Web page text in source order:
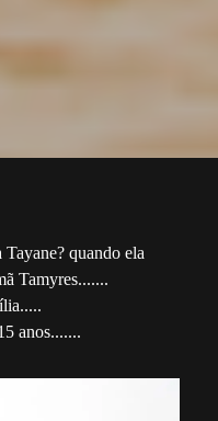
quando ela
Tamyres.......
anos.......